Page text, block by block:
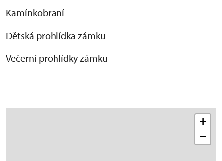
Kamínkobraní
Dětská prohlídka zámku
Večerní prohlídky zámku
+
−